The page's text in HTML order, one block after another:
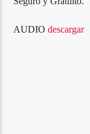
AUDIO descargar